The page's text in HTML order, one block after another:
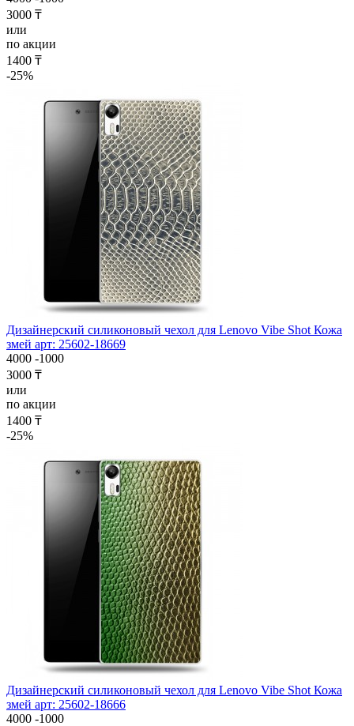
3000 ₸
или
по акции
1400 ₸
-25%
Дизайнерский силиконовый чехол для Lenovo Vibe Shot Кожа
змей арт: 25602-18669
4000 -1000
3000 ₸
или
по акции
1400 ₸
-25%
Дизайнерский силиконовый чехол для Lenovo Vibe Shot Кожа
змей арт: 25602-18666
4000 -1000